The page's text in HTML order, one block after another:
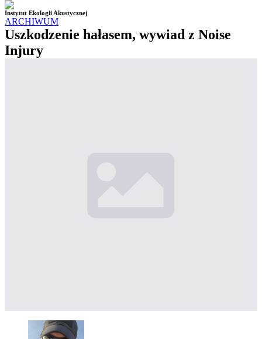
Instytut Ekologii Akustycznej
ARCHIWUM
Uszkodzenie hałasem, wywiad z Noise
Injury